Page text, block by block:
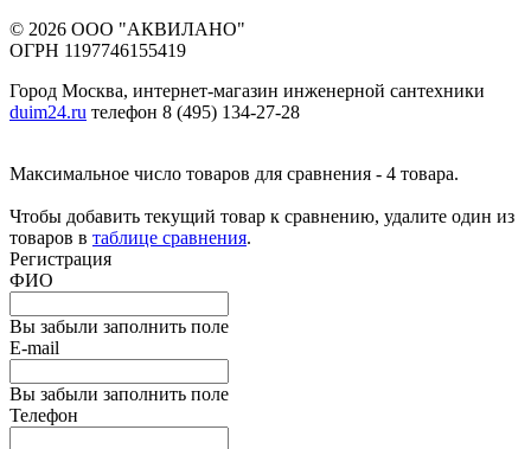
© 2026 ООО "АКВИЛАНО"
ОГРН 1197746155419
Город Москва, интернет-магазин инженерной сантехники
duim24.ru телефон 8 (495) 134-27-28
Максимальное число товаров для сравнения - 4 товара.
Чтобы добавить текущий товар к сравнению, удалите один из
товаров в таблице сравнения.
Регистрация
ФИО
Вы забыли заполнить поле
E-mail
Вы забыли заполнить поле
Телефон